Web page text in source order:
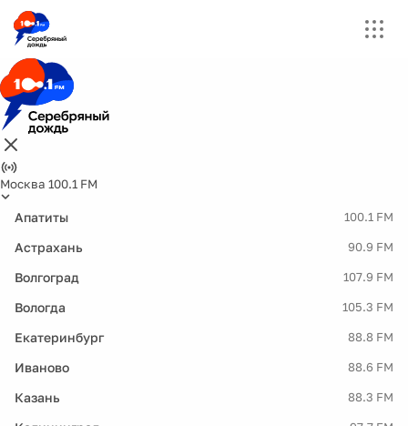
Москва 100.1 FM
Апатиты 100.1 FM
Астрахань 90.9 FM
Волгоград 107.9 FM
Вологда 105.3 FM
Екатеринбург 88.8 FM
Иваново 88.6 FM
Казань 88.3 FM